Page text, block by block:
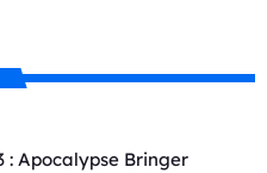
: Apocalypse Bringer